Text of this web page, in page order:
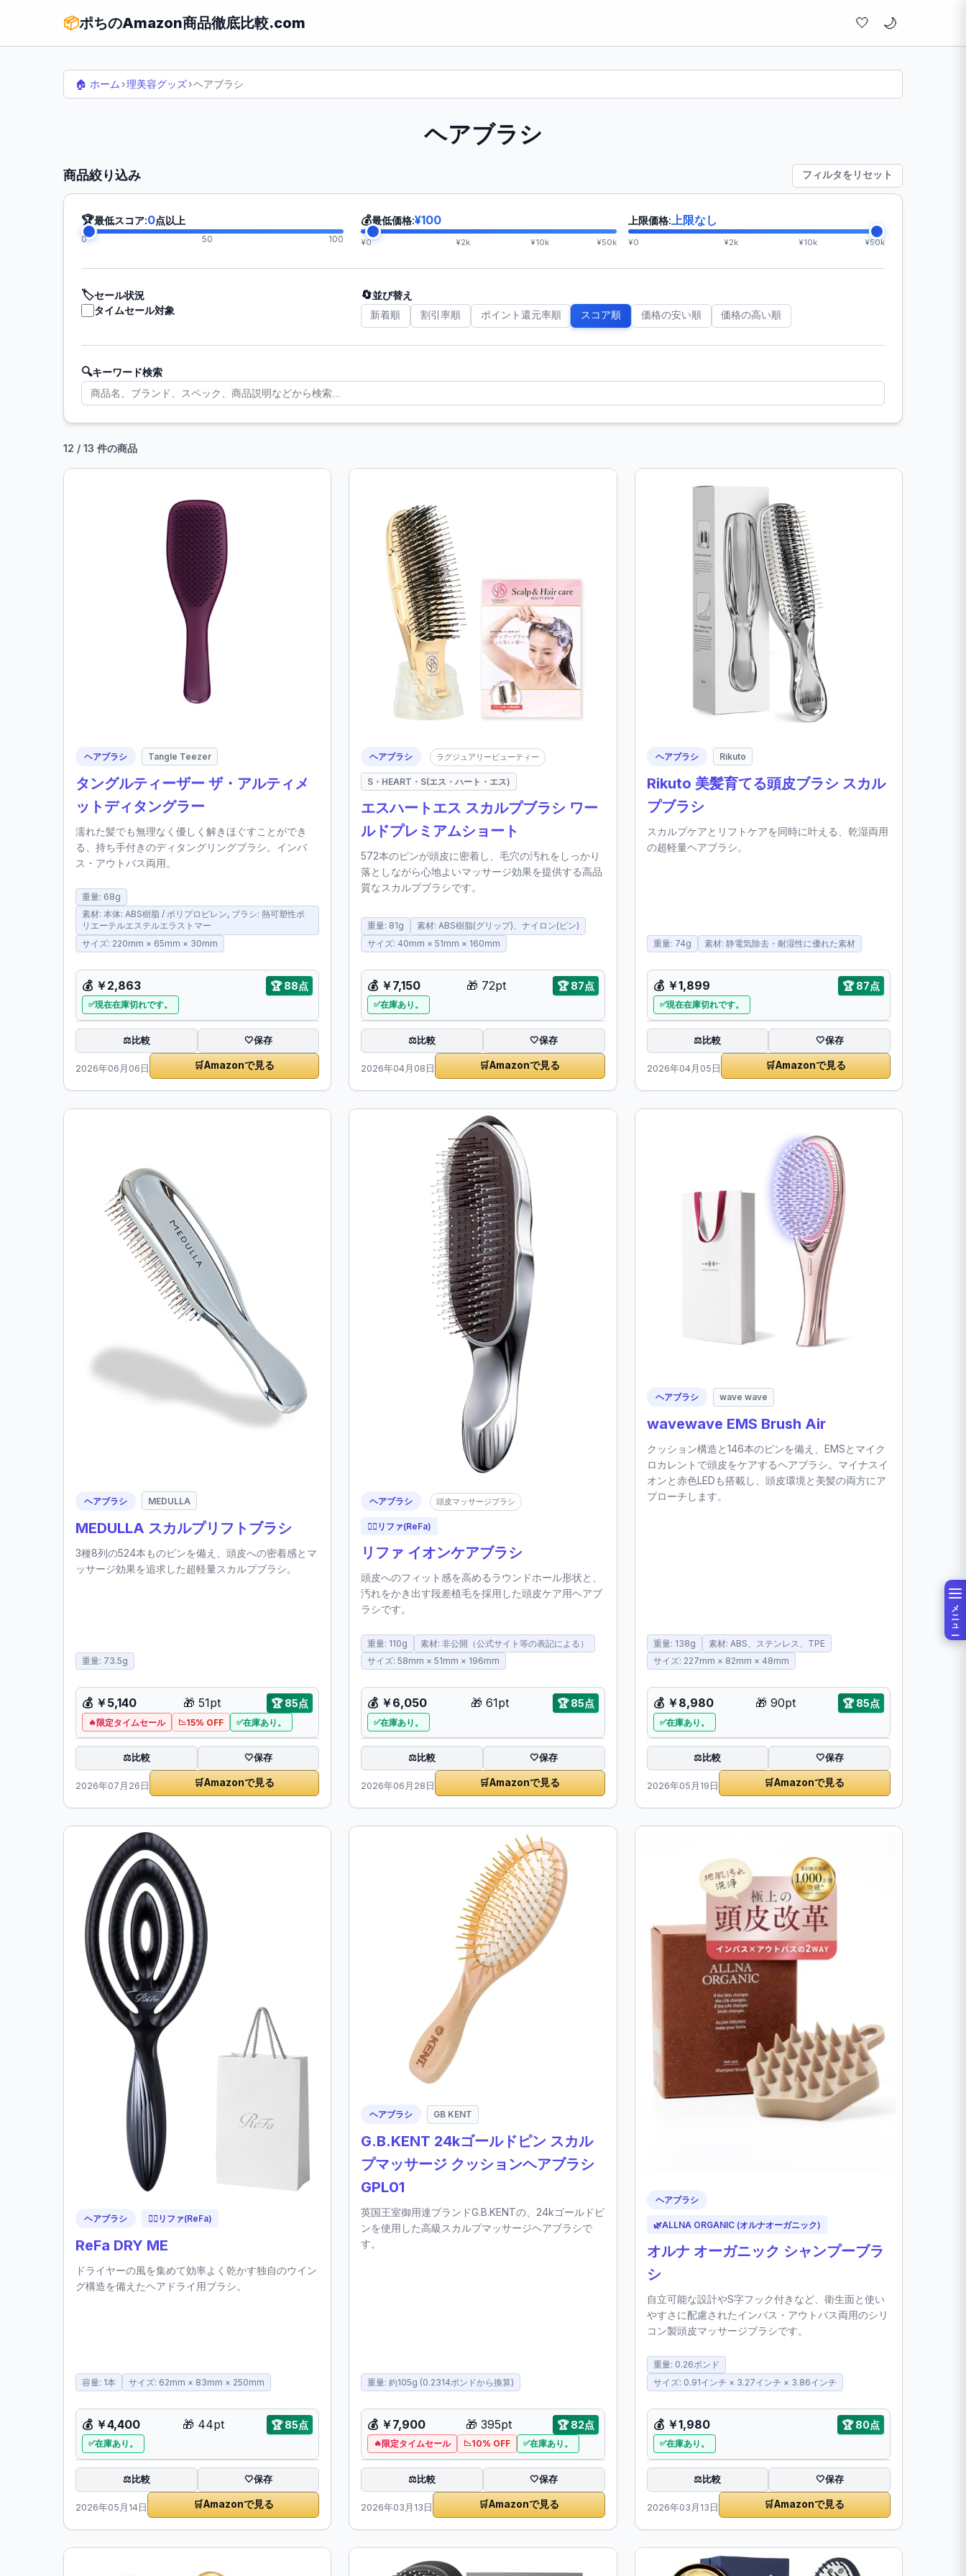
📦ポちのAmazon商品徹底比較.com 🤍
メニュー
🏠 ホーム ›理美容グッズ›ヘアブラシ
ヘアブラシ
商品絞り込み フィルタをリセット
🏆最低スコア:0点以上
0 50 100
💰最低価格:¥100
¥0 ¥2k ¥10k ¥50k
上限価格: 上限なし
¥0 ¥2k ¥10k ¥50k
🏷️セール状況
タイムセール対象
🔄並び替え
新着順 割引率順 ポイント還元率順 スコア順 価格の安い順 価格の高い順
🔍キーワード検索
12 / 13 件の商品
ヘアブラシ Tangle Teezer
タングルティーザー ザ・アルティメ
ットディタングラー
濡れた髪でも無理なく優しく解きほぐすことができ
る、持ち手付きのディタングリングブラシ。インバ
ス・アウトバス両用。
重量: 68g
素材: 本体: ABS樹脂 / ポリプロピレン, ブラシ: 熱可塑性ポ
リエーテルエステルエラストマー
サイズ: 220mm × 65mm × 30mm
💰 ￥2,863 🏆88点
現在在庫切れです。
⚖️比較 🤍保存
2026年06月06日 🛒Amazonで見る
ヘアブラシ ラグジュアリービューティー
S・HEART・S(エス・ハート・エス)
エスハートエス スカルプブラシ ワー
ルドプレミアムショート
572本のピンが頭皮に密着し、毛穴の汚れをしっかり
落としながら心地よいマッサージ効果を提供する高品
質なスカルプブラシです。
重量: 81g
素材: ABS樹脂(グリップ)、ナイロン(ピン)
サイズ: 40mm × 51mm × 160mm
💰 ￥7,150 🎁 72pt 🏆87点
在庫あり。
⚖️比較 🤍保存
2026年04月08日 🛒Amazonで見る
ヘアブラシ Rikuto
Rikuto 美髪育てる頭皮ブラシ スカル
プブラシ
スカルプケアとリフトケアを同時に叶える、乾湿両用
の超軽量ヘアブラシ。
重量: 74g 素材: 静電気除去・耐湿性に優れた素材
💰￥1,899 🏆87点
現在在庫切れです。
⚖️比較 🤍保存
2026年04月05日 🛒Amazonで見る
ヘアブラシ MEDULLA
MEDULLA スカルプリフトブラシ
3種8列の524本ものピンを備え、頭皮への密着感とマ
ッサージ効果を追求した超軽量スカルプブラシ。
重量: 73.5g
💰 ￥5,140 🎁 51pt 🏆85点
限定タイムセール 15% OFF 在庫あり。
⚖️比較 🤍保存
2026年07月26日 🛒Amazonで見る
ヘアブラシ 頭皮マッサージブラシ
💆‍♀️ リファ(ReFa)
リファ イオンケアブラシ
頭皮へのフィット感を高めるラウンドホール形状と、
汚れをかき出す段差植毛を採用した頭皮ケア用ヘアブ
ラシです。
重量: 110g
素材: 非公開（公式サイト等の表記による）
サイズ: 58mm × 51mm × 196mm
💰 ￥6,050 🎁 61pt 🏆85点
在庫あり。
⚖️比較 🤍保存
2026年06月28日 🛒Amazonで見る
ヘアブラシ wave wave
wavewave EMS Brush Air
クッション構造と146本のピンを備え、EMSとマイク
ロカレントで頭皮をケアするヘアブラシ。マイナスイ
オンと赤色LEDも搭載し、頭皮環境と美髪の両方にア
プローチします。
重量: 138g
素材: ABS、ステンレス、TPE
サイズ: 227mm × 82mm × 48mm
💰￥8,980 🎁 90pt 🏆85点
在庫あり。
⚖️比較 🤍保存
2026年05月19日 🛒Amazonで見る
ヘアブラシ 💆‍♀️ リファ(ReFa)
ReFa DRY ME
ドライヤーの風を集めて効率よく乾かす独自のウイン
グ構造を備えたヘアドライ用ブラシ。
容量: 1本 サイズ: 62mm × 83mm × 250mm
💰 ￥4,400 🎁 44pt 🏆85点
在庫あり。
⚖️比較 🤍保存
2026年05月14日 🛒Amazonで見る
ヘアブラシ GB KENT
G.B.KENT 24kゴールドピン スカル
プマッサージ クッションヘアブラシ
GPL01
英国王室御用達ブランドG.B.KENTの、24kゴールドピ
ンを使用した高級スカルプマッサージヘアブラシで
す。
重量: 約105g (0.2314ポンドから換算)
💰 ￥7,900 🎁 395pt 🏆82点
限定タイムセール 10% OFF 在庫あり。
⚖️比較 🤍保存
2026年03月13日 🛒Amazonで見る
ヘアブラシ
🌿ALLNA ORGANIC (オルナオーガニック)
オルナ オーガニック シャンプーブラ
シ
自立可能な設計やS字フック付きなど、衛生面と使い
やすさに配慮されたインバス・アウトバス両用のシリ
コン製頭皮マッサージブラシです。
重量: 0.26ポンド
サイズ: 0.91インチ × 3.27インチ × 3.86インチ
💰￥1,980 🏆80点
在庫あり。
⚖️比較 🤍保存
2026年03月13日 🛒Amazonで見る